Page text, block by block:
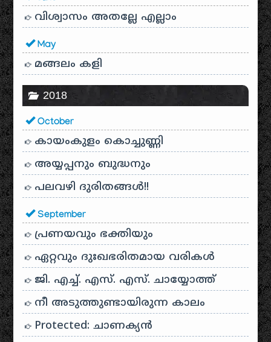
വിശ്വാസം അതല്ലേ എല്ലാം
May
മങ്ങലം കളി
2018
October
കായം‌കുളം കൊച്ചുണ്ണി
അയ്യപ്പനും ബുദ്ധനും
പലവഴി ദുരിതങ്ങൾ!!
September
പ്രണയവും ഭക്തിയും
ഏറ്റവും ദുഃഖഭരിതമായ വരികൾ
ജി. എച്ച്. എസ്. എസ്. ചായ്യോത്ത്
നീ അടുത്തുണ്ടായിരുന്ന കാലം
Protected: ചാണക്യന്‍